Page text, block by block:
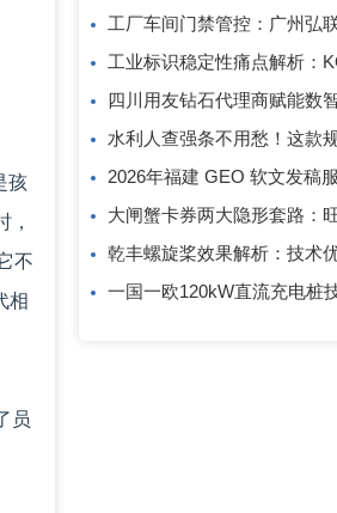
孩
，
不
相
员
工厂车间门禁管控：广州弘联柔
工业标识稳定性痛点解析：KGK喷码技
四川用友钻石代理商赋能数智化转型：成都创跃
水利人查强条不用愁！这款规范检索
2026年福建 GEO 软文发稿服务商｜慧品宣：以 AI 技
大闸蟹卡券两大隐形套路：旺季提不出
乾丰螺旋桨效果解析：技术优势
一国一欧120kW直流充电桩